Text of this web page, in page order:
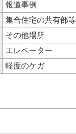
報道事例
集合住宅の共有部等
その他場所
エレベーター
軽度のケガ